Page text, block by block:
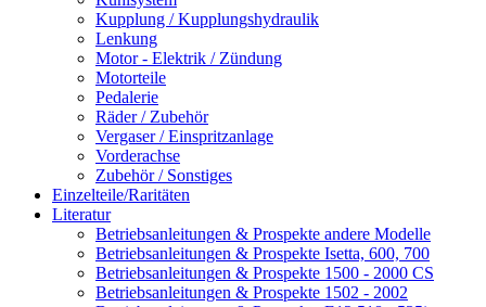
Kupplung / Kupplungshydraulik
Lenkung
Motor - Elektrik / Zündung
Motorteile
Pedalerie
Räder / Zubehör
Vergaser / Einspritzanlage
Vorderachse
Zubehör / Sonstiges
Einzelteile/Raritäten
Literatur
Betriebsanleitungen & Prospekte andere Modelle
Betriebsanleitungen & Prospekte Isetta, 600, 700
Betriebsanleitungen & Prospekte 1500 - 2000 CS
Betriebsanleitungen & Prospekte 1502 - 2002